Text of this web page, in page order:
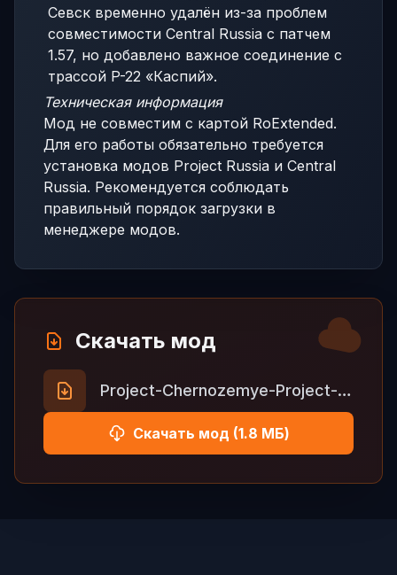
Севск временно удалён из-за проблем
совместимости Central Russia с патчем
1.57, но добавлено важное соединение с
трассой P-22 «Каспий».
Техническая информация
Мод не совместим с картой RoExtended.
Для его работы обязательно требуется
установка модов Project Russia и Central
Russia. Рекомендуется соблюдать
правильный порядок загрузки в
менеджере модов.
Скачать мод
Project-Chernozemye-Project-Russia-Official-RC.zip
Скачать мод (1.8 МБ)